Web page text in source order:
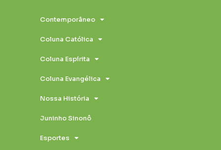
Contemporâneo
Coluna Católica
Coluna Espírita
Coluna Evangélica
Nossa História
Juninho Sinonô
Esportes